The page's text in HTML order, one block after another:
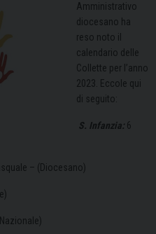
Amministrativo
diocesano ha
reso noto il
calendario delle
Collette per l’anno
2023. Eccole qui
di seguito:
S. Infanzia: 6
– (Diocesano)